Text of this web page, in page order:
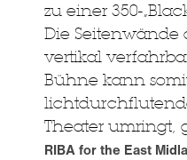
zu einer 350-
Die Seitenwände
vertikal
Bühne kann
Theater umringt,
RIBA for the East